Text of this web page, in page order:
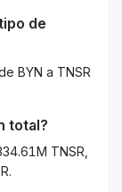
de
BYN a TNSR
total?
TNSR,